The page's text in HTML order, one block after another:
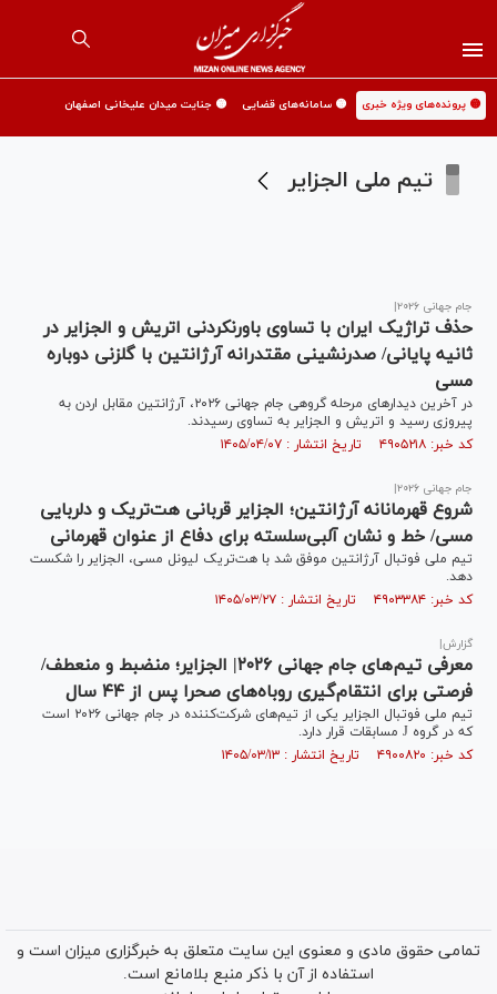
🟡 پرونده‌های ویژه خبری 🟡 سامانه‌های قضایی 🟡 جنایت میدان علیخانی اصفهان
تیم ملی الجزایر
جام جهانی ۲۰۲۶|
حذف تراژیک ایران با تساوی باورنکردنی اتریش و الجزایر در
ثانیه پایانی/ صدرنشینی مقتدرانه آرژانتین با گلزنی دوباره
مسی
در آخرین دیدار‌های مرحله گروهی جام جهانی ۲۰۲۶، آرژانتین مقابل اردن به
پیروزی رسید و اتریش و الجزایر به تساوی رسیدند.
کد خبر: ۴۹۰۵۲۱۸ تاریخ انتشار : ۱۴۰۵/۰۴/۰۷
جام جهانی ۲۰۲۶|
شروع قهرمانانه آرژانتین؛ الجزایر قربانی هت‌تریک و دلربایی
مسی/ خط و نشان آلبی‌سلسته برای دفاع از عنوان قهرمانی
تیم ملی فوتبال آرژانتین موفق شد با هت‌تریک لیونل مسی، الجزایر را شکست
دهد.
کد خبر: ۴۹۰۳۳۸۴ تاریخ انتشار : ۱۴۰۵/۰۳/۲۷
گزارش|
معرفی تیم‌های جام جهانی ۲۰۲۶| الجزایر؛ منضبط و منعطف/
فرصتی برای انتقام‌گیری روباه‌های صحرا پس از ۴۴ سال
تیم ملی فوتبال الجزایر یکی از تیم‌های شرکت‌کننده در جام جهانی ۲۰۲۶ است
که در گروه J مسابقات قرار دارد.
کد خبر: ۴۹۰۰۸۲۰ تاریخ انتشار : ۱۴۰۵/۰۳/۱۳
تمامی حقوق مادی و معنوی این سایت متعلق به خبرگزاری میزان است و
استفاده از آن با ذکر منبع بلامانع است.